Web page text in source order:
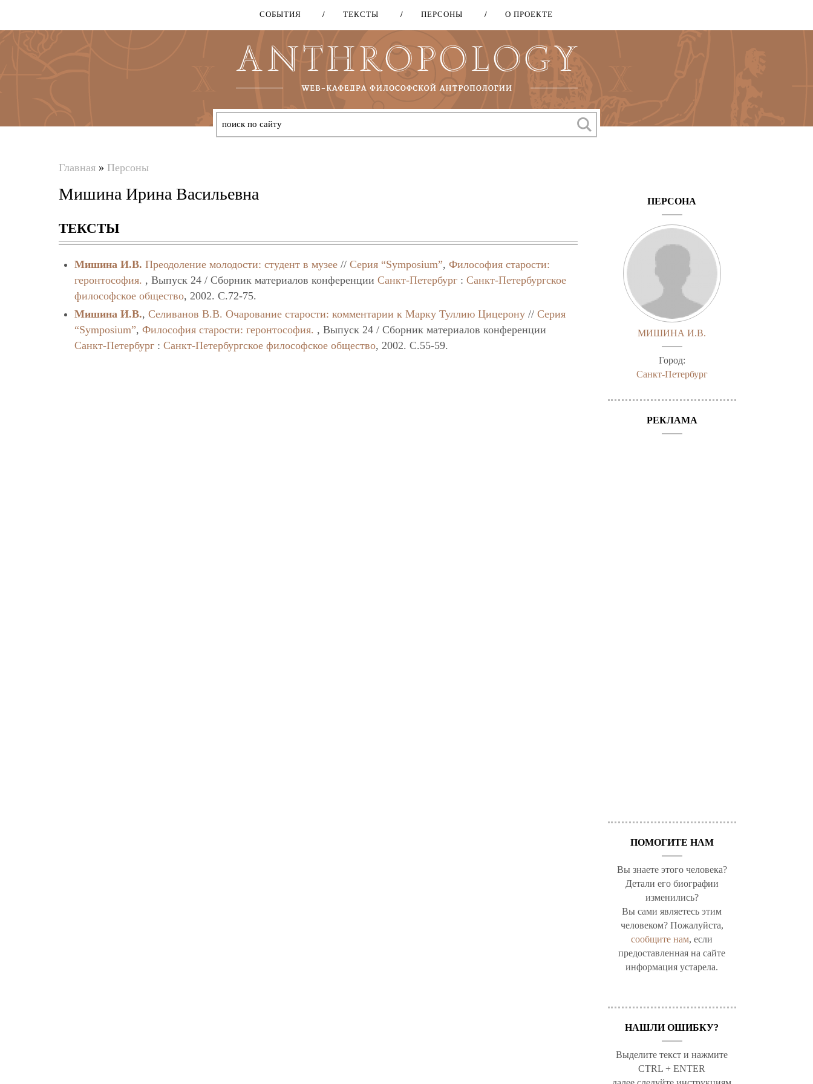
Перейти
основному
содержанию
СОБЫТИЯ ТЕКСТЫ ПЕРСОНЫ О ПРОЕКТЕ
здесь
Главная » Персоны
Мишина Ирина Васильевна
ТЕКСТЫ
Мишина И.В. Преодоление молодости: студент в музее //Серия “Symposium”,Философия старости:
геронтософия. , Выпуск 24 / Сборник материалов конференцииСанкт-Петербург :Санкт-Петербургское
философское общество, 2002. C.72-75.
Мишина И.В.,Селиванов В.В. Очарование старости: комментарии к Марку Туллию Цицерону //Серия
“Symposium”,Философия старости: геронтософия. , Выпуск 24 / Сборник материалов конференции
Санкт-Петербург :Санкт-Петербургское философское общество, 2002. C.55-59.
ПЕРСОНА
МИШИНА И.В.
Город:
Санкт-Петербург
РЕКЛАМА
ПОМОГИТЕ НАМ
Вы знаете этого человека?
Детали его биографии
изменились?
Вы сами являетесь этим
человеком? Пожалуйста,
сообщите нам, если
предоставленная на сайте
информация устарела.
НАШЛИ ОШИБКУ?
Выделите текст и нажмите
CTRL + ENTER